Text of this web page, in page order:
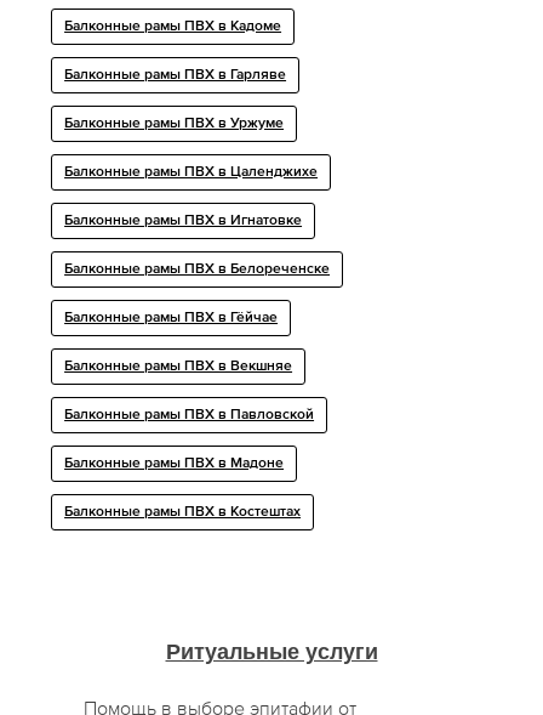
Балконные рамы ПВХ в Кадоме
Балконные рамы ПВХ в Гарляве
Балконные рамы ПВХ в Уржуме
Балконные рамы ПВХ в Цаленджихе
Балконные рамы ПВХ в Игнатовке
Балконные рамы ПВХ в Белореченске
Балконные рамы ПВХ в Гёйчае
Балконные рамы ПВХ в Векшняе
Балконные рамы ПВХ в Павловской
Балконные рамы ПВХ в Мадоне
Балконные рамы ПВХ в Костештах
Ритуальные услуги
Помощь в выборе эпитафии от